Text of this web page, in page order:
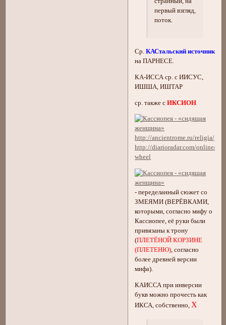
первый взгляд,
поток.
Ср.КАСтальский источник
на ПАРНЕСЕ.
КА-ИССА ср. с ИИСУС,
ИШША, ИШТАР
ср. также сИКСИОН
http://ancientrome.ru/religia/
http://diarioradar.com/online/
wheel
- переделанный сюжет со
ЗМЕЯМИ (ВЕРЁВКАМИ,
которыми, согласно мифу о
Кассиопее, её руки были
привязаны к трону
(ПЛЕТЁНОЙ КОРЗИНЕ
(ПЛЕТЕНЮ), согласно
более древней версии
мифа).
КАИССА при инверсии
букв можно прочесть как
ИКСА, собственно, Х